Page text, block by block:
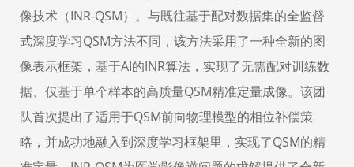
像技术（INR-QSM）。与既往基于配对数据集的全监督
式深度学习QSM方法不同，该方法采用了一种全新的图
像表示框架，基于AI的INR算法，实现了无需配对训练数
据、仅基于单个样本的高质量QSM精准定量成像。该团
队首次提出了适用于QSM前向物理模型的相位补偿策
略，并成功地融入到深度学习框架里，实现了QSM的精